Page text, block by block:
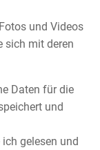
und Videos
sich mit deren
Daten für die
und
ich gelesen und